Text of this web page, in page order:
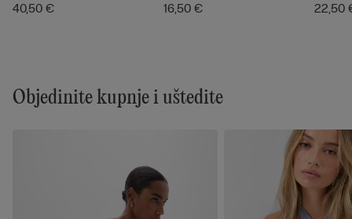
40,50 €
pamuka S...
16,50 € 22,50
Objedinite kupnje i uštedite